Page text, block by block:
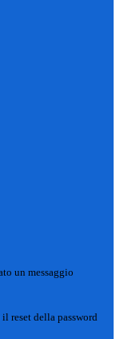
un messaggio
reset della password